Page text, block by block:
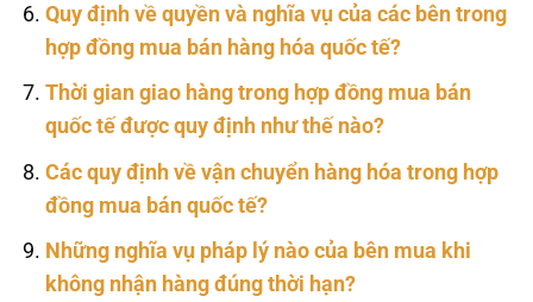
Quy định về quyền và nghĩa vụ của các bên trong
hợp đồng mua bán hàng hóa quốc tế?
Thời gian giao hàng trong hợp đồng mua bán
quốc tế được quy định như thế nào?
Các quy định về vận chuyển hàng hóa trong hợp
đồng mua bán quốc tế?
Những nghĩa vụ pháp lý nào của bên mua khi
không nhận hàng đúng thời hạn?